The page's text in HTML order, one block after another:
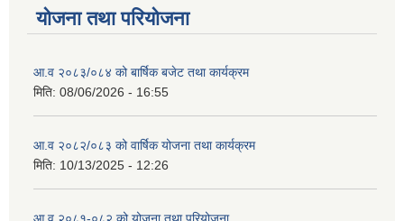
योजना तथा परियोजना
आ.व २०८३/०८४ को बार्षिक बजेट तथा कार्यक्रम
मिति: 08/06/2026 - 16:55
आ.व २०८२/०८३ को वार्षिक योजना तथा कार्यक्रम
मिति: 10/13/2025 - 12:26